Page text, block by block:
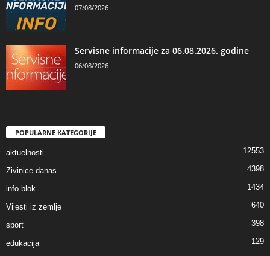
07/08/2026
Servisne informacije za 06.08.2026. godine
06/08/2026
POPULARNE KATEGORIJE
aktuelnosti 12553
Zivinice danas 4398
info blok 1434
Vijesti iz zemlje 640
sport 398
edukacija 129